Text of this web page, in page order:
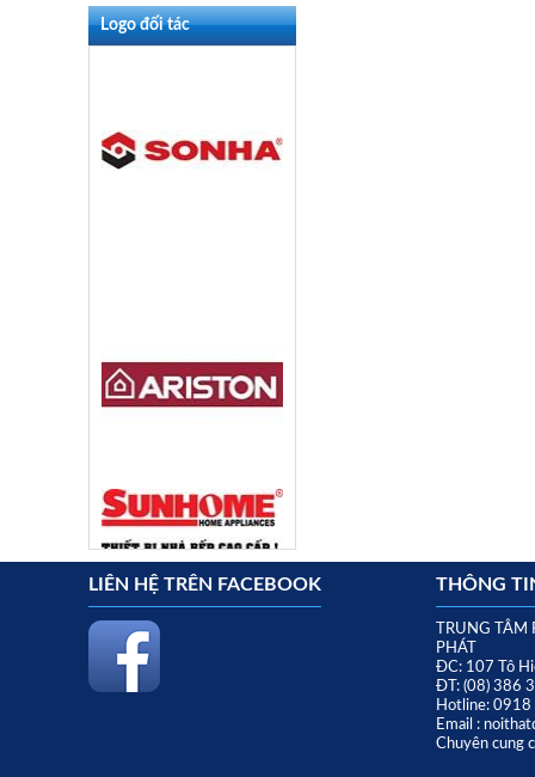
Logo đối tác
LIÊN HỆ TRÊN FACEBOOK THÔNG
TRUNG
PHÁT
ĐC: 107 Tô
ĐT: (08) 386
Hotline:
Email :
Chuyên cung